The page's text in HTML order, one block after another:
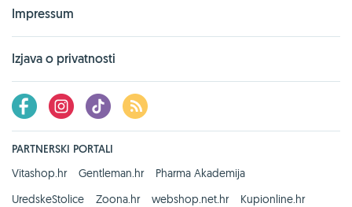
Impressum
Izjava o privatnosti
PARTNERSKI PORTALI
Vitashop.hr
Gentleman.hr
Pharma Akademija
UredskeStolice
Zoona.hr webshop.net.hr Kupionline.hr